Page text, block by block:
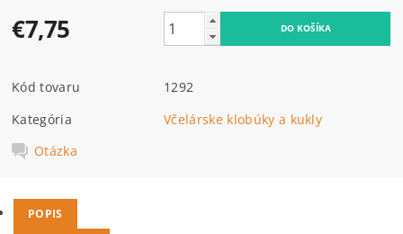
€7,75
Kód tovaru
1292
Kategória
Včelárske klobúky a kukly
Otázka
POPIS